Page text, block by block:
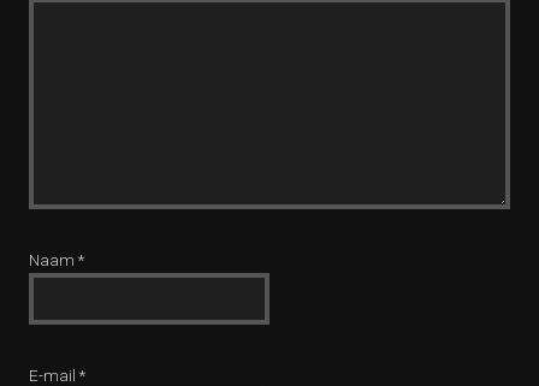
Naam *
E-mail *